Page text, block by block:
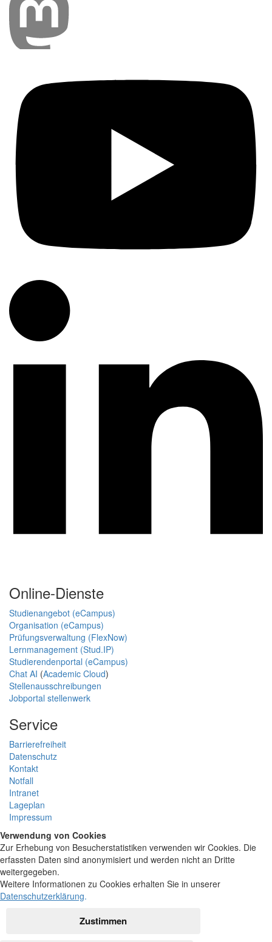
Online-Dienste
Studienangebot (eCampus)
Organisation (eCampus)
Prüfungsverwaltung (FlexNow)
Lernmanagement (Stud.IP)
Studierendenportal (eCampus)
Chat AI (Academic Cloud)
Stellenausschreibungen
Jobportal stellenwerk
Service
Barrierefreiheit
Datenschutz
Kontakt
Notfall
Intranet
Lageplan
Impressum
Verwendung von Cookies
Zur Erhebung von Besucherstatistiken verwenden wir Cookies. Die
erfassten Daten sind anonymisiert und werden nicht an Dritte
weitergegeben.
Weitere Informationen zu Cookies erhalten Sie in unserer
Datenschutzerklärung.
Zustimmen